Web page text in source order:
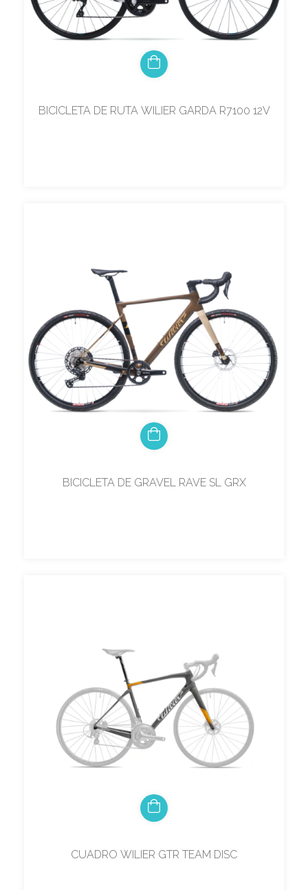
BICICLETA DE RUTA WILIER GARDA R7100 12V
BICICLETA DE GRAVEL RAVE SL GRX
CUADRO WILIER GTR TEAM DISC